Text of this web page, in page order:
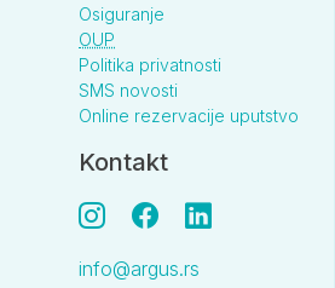
Osiguranje
OUP
Politika privatnosti
SMS novosti
Online rezervacije uputstvo
Kontakt
info@argus.rs